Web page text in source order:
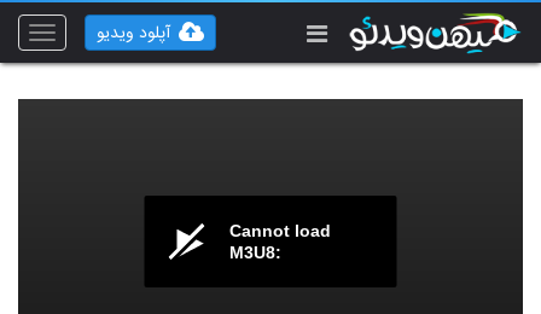
Toggle
آپلود ویدیو
Cannot load
M3U8: